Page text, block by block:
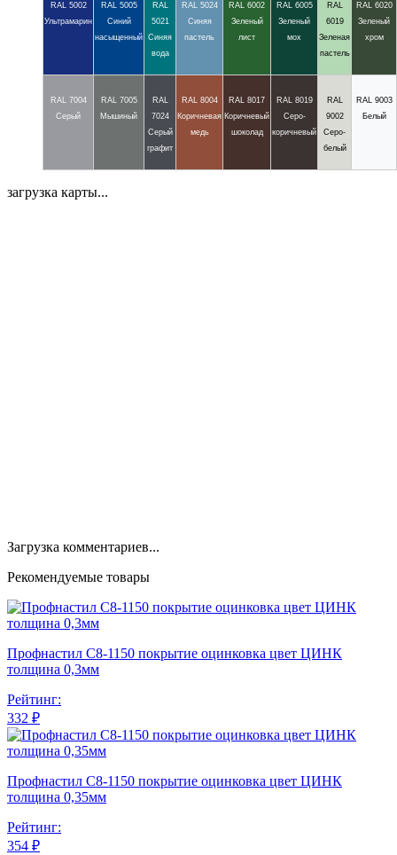
RAL 5002
Ультрамарин
RAL 5005
Синий
насыщенный
RAL
5021
Синяя
вода
RAL 5024
Синяя
пастель
RAL 6002
Зеленый
лист
RAL 6005
Зеленый
мох
RAL
6019
Зеленая
пастель
RAL 6020
Зеленый
хром
RAL 7004
Серый
RAL 7005
Мышиный
RAL
7024
Серый
графит
RAL 8004
Коричневая
медь
RAL 8017
Коричневый
шоколад
RAL 8019
Серо-
коричневый
RAL
9002
Серо-
белый
RAL 9003
Белый
загрузка карты...
Загрузка комментариев...
Рекомендуемые товары
Профнастил С8-1150 покрытие оцинковка цвет ЦИНК
толщина 0,3мм
Рейтинг:
332 ₽
Профнастил С8-1150 покрытие оцинковка цвет ЦИНК
толщина 0,35мм
Рейтинг:
354 ₽